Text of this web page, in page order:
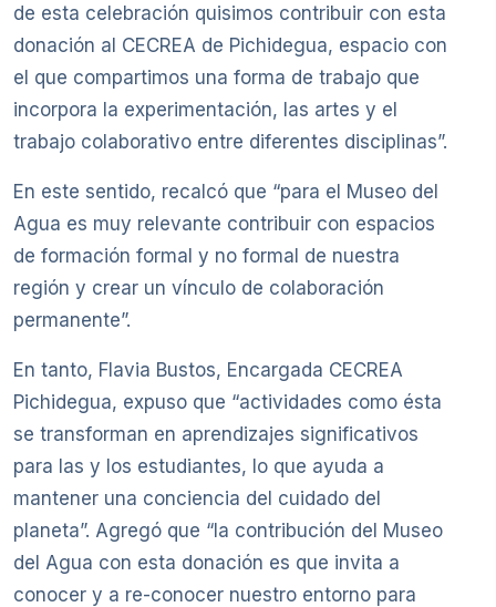
de esta celebración quisimos contribuir con esta
donación al CECREA de Pichidegua, espacio con
el que compartimos una forma de trabajo que
incorpora la experimentación, las artes y el
trabajo colaborativo entre diferentes disciplinas”.
En este sentido, recalcó que “para el Museo del
Agua es muy relevante contribuir con espacios
de formación formal y no formal de nuestra
región y crear un vínculo de colaboración
permanente”.
En tanto, Flavia Bustos, Encargada CECREA
Pichidegua, expuso que “actividades como ésta
se transforman en aprendizajes significativos
para las y los estudiantes, lo que ayuda a
mantener una conciencia del cuidado del
planeta”. Agregó que “la contribución del Museo
del Agua con esta donación es que invita a
conocer y a re-conocer nuestro entorno para